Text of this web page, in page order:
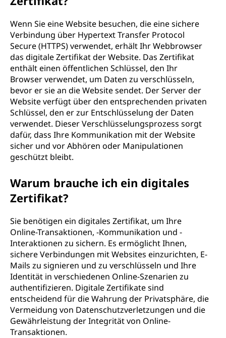
Wenn Sie eine Website besuchen, die eine sichere
Verbindung über Hypertext Transfer Protocol
Secure (HTTPS) verwendet, erhält Ihr Webbrowser
das digitale Zertifikat der Website. Das Zertifikat
enthält einen öffentlichen Schlüssel, den Ihr
Browser verwendet, um Daten zu verschlüsseln,
bevor er sie an die Website sendet. Der Server der
Website verfügt über den entsprechenden privaten
Schlüssel, den er zur Entschlüsselung der Daten
verwendet. Dieser Verschlüsselungsprozess sorgt
dafür, dass Ihre Kommunikation mit der Website
sicher und vor Abhören oder Manipulationen
geschützt bleibt.
Warum brauche ich ein digitales
Zertifikat?
Sie benötigen ein digitales Zertifikat, um Ihre
Online-Transaktionen, -Kommunikation und -
Interaktionen zu sichern. Es ermöglicht Ihnen,
sichere Verbindungen mit Websites einzurichten, E-
Mails zu signieren und zu verschlüsseln und Ihre
Identität in verschiedenen Online-Szenarien zu
authentifizieren. Digitale Zertifikate sind
entscheidend für die Wahrung der Privatsphäre, die
Vermeidung von Datenschutzverletzungen und die
Gewährleistung der Integrität von Online-
Transaktionen.